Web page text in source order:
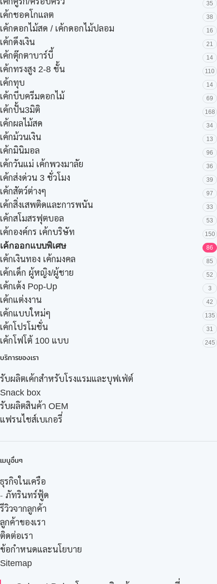
35
เค้กชอคโกแลต 38
เค้กดอกไม้สด / เค้กดอกไม้ปลอม 16
เค้กดึงเงิน 21
เค้กตุ๊กตาบาร์บี้ 14
เค้กทรงสูง 2-8 ชั้น 110
เค้กทุบ 14
เค้กบีบครีมดอกไม้ 69
เค้กปั้น3มิติ 168
เค้กผลไม้สด 34
เค้กม้วนเงิน 13
เค้กมินิมอล 96
เค้กวันแม่ เค้กพวงมาลัย 36
เค้กส่งด่วน 3 ชั่วโมง 39
เค้กสัตว์ต่างๆ 97
เค้กสิ่งเสพติดและการพนัน 33
เค้กสโมสรฟุตบอล 53
เค้กองค์กร เค้กบริษัท 150
เค้กออกแบบพิเศษ 86
เค้กเงินทอง เค้กมงคล 85
เค้กเด็ก ผู้หญิง/ผู้ชาย 52
เค้กเด้ง Pop-Up 3
เค้กแต่งงาน 42
เค้กแบบใหม่ๆ 135
เค้กโปรโมชั่น 31
เค้กโฟโต้ 100 แบบ 245
บริการของเรา
รับผลิตเค้กสำหรับโรงแรมและบุฟเฟ่ต์
Snack box
รับผลิตสินค้า OEM
แฟรนไชส์เบเกอรี่
เมนูอื่นๆ
ธุรกิจในเครือ
- ภัทรินทร์ฟู้ด
รีวิวจากลูกค้า
ลูกค้าของเรา
ติดต่อเรา
ข้อกำหนดและนโยบาย
Sitemap